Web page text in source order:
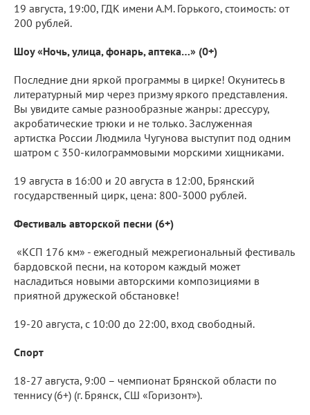
19 августа, 19:00, ГДК имени А.М. Горького, стоимость: от
200 рублей.
Шоу «Ночь, улица, фонарь, аптека…» (0+)
Последние дни яркой программы в цирке! Окунитесь в
литературный мир через призму яркого представления.
Вы увидите самые разнообразные жанры: дрессуру,
акробатические трюки и не только. Заслуженная
артистка России Людмила Чугунова выступит под одним
шатром с 350-килограммовыми морскими хищниками.
19 августа в 16:00 и 20 августа в 12:00, Брянский
государственный цирк, цена: 800-3000 рублей.
Фестиваль авторской песни (6+)
«КСП 176 км» - ежегодный межрегиональный фестиваль
бардовской песни, на котором каждый может
насладиться новыми авторскими композициями в
приятной дружеской обстановке!
19-20 августа, c 10:00 до 22:00, вход свободный.
Спорт
18-27 августа, 9:00 – чемпионат Брянской области по
теннису (6+) (г. Брянск, СШ «Горизонт»).